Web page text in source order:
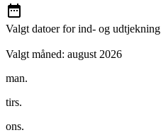
Valgt datoer for ind- og udtjekning
Valgt måned: august 2026
man.
tirs.
ons.